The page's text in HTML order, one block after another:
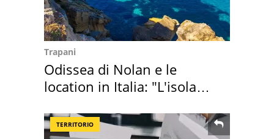
Trapani
Odissea di Nolan e le
location in Italia: "L'isola
TERRITORIO